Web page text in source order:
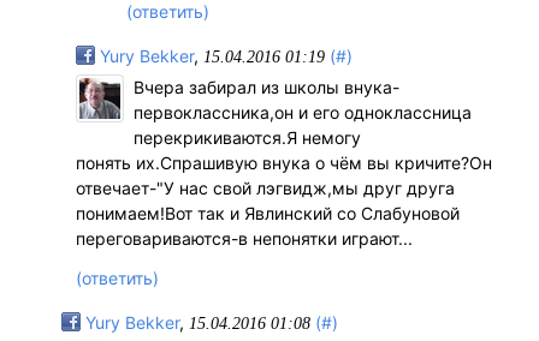
(ответить)
Yury Bekker, 15.04.2016 01:19 (#)
Вчера забирал из школы внука-
первоклассника,он и его одноклассница
перекрикиваются.Я немогу
понять их.Спрашивую внука о чём вы кричите?Он
отвечает-"У нас свой лэгвидж,мы друг друга
понимаем!Вот так и Явлинский со Слабуновой
переговариваются-в непонятки играют...
(ответить)
Yury Bekker, 15.04.2016 01:08 (#)